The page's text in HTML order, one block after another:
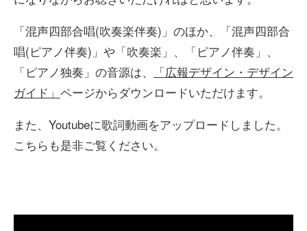
「混声四部合唱(吹奏楽伴奏)」のほか、「混声四部合
唱(ピアノ伴奏)」や「吹奏楽」、「ピアノ伴奏」、
「ピアノ独奏」の音源は、
「広報デザイン・デザイン
ガイド」 ページからダウンロードいただけます。
また、Youtubeに歌詞動画をアップロードしました。
こちらも是非ご覧ください。